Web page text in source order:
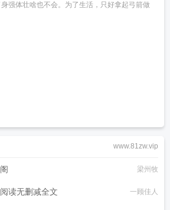
强体壮啥也不会。为了生活，只好拿起弓箭做
www.81zw.vip
梁州牧
读无删减全文 一顾佳人